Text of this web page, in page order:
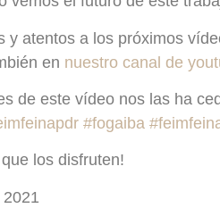
y atentos a los próximos
en nuestro canal de
de este vídeo nos las ha
#fogaiba
los disfruten!